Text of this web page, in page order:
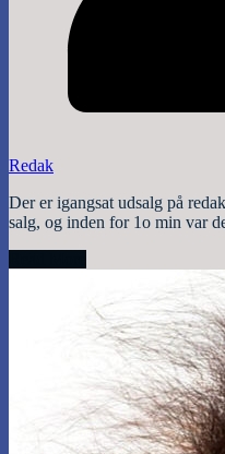
Redak
Der er igangsat udsalg på
salg, og inden for 1o min var